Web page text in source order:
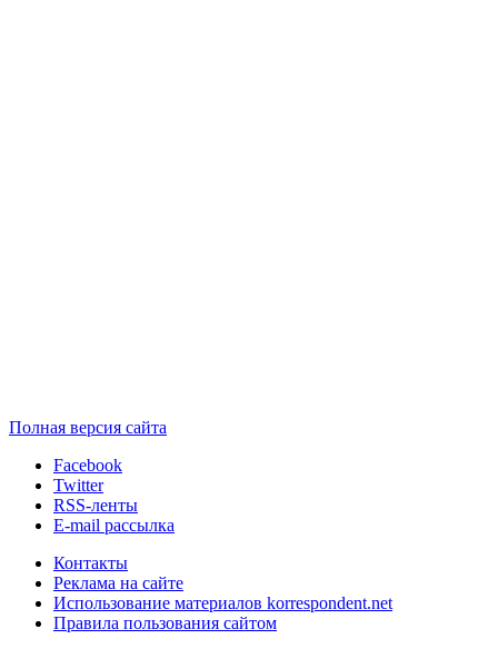
Полная версия сайта
Facebook
Twitter
RSS-ленты
E-mail рассылка
Контакты
Реклама на сайте
Использование материалов korrespondent.net
Правила пользования сайтом